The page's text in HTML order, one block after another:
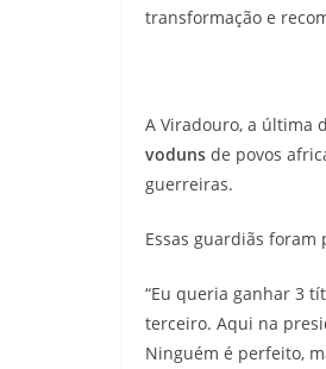
transformação e
A Viradouro, a última
voduns de povos
guerreiras.
Essas guardiãs foram
“Eu queria ganhar 3
terceiro. Aqui na
Ninguém é perfeito,